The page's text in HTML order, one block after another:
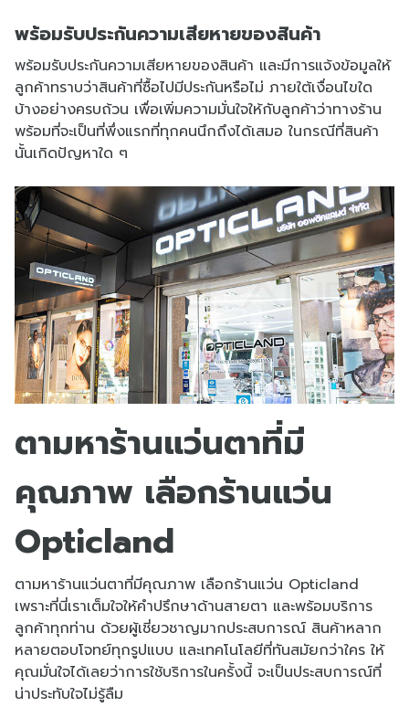
พร้อมรับประกันความเสียหายของสินค้า
พร้อมรับประกันความเสียหายของสินค้า และมีการแจ้งข้อมูลให้
ลูกค้าทราบว่าสินค้าที่ซื้อไปมีประกันหรือไม่ ภายใต้เงื่อนไขใด
บ้างอย่างครบถ้วน เพื่อเพิ่มความมั่นใจให้กับลูกค้าว่าทางร้าน
พร้อมที่จะเป็นที่พึ่งแรกที่ทุกคนนึกถึงได้เสมอ ในกรณีที่สินค้า
นั้นเกิดปัญหาใด ๆ
ตามหาร้านแว่นตาที่มี
คุณภาพ เลือกร้านแว่น
Opticland
ตามหาร้านแว่นตาที่มีคุณภาพ เลือกร้านแว่น Opticland
เพราะที่นี่เราเต็มใจให้คำปรึกษาด้านสายตา และพร้อมบริการ
ลูกค้าทุกท่าน ด้วยผู้เชี่ยวชาญมากประสบการณ์ สินค้าหลาก
หลายตอบโจทย์ทุกรูปแบบ และเทคโนโลยีที่ทันสมัยกว่าใคร ให้
คุณมั่นใจได้เลยว่าการใช้บริการในครั้งนี้ จะเป็นประสบการณ์ที่
น่าประทับใจไม่รู้ลืม